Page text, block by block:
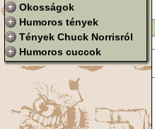
Okosságok
Humoros tények
Tények Chuck Norrisról
Humoros cuccok